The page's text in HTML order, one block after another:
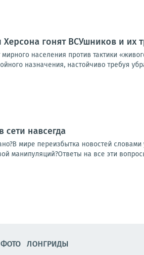
Херсона гонят ВСУшников и
населения против тактики
назначения, настойчиво требуя
сети навсегда
мире переизбытка новостей
манипуляций?Ответы на все эти
ФОТО ЛОНГРИДЫ